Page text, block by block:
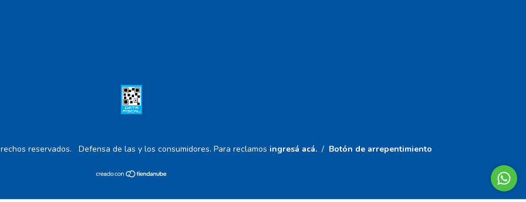
reservados. Defensa de las y los consumidores. Para reclamos ingresá acá. / Botón de arrepentimiento